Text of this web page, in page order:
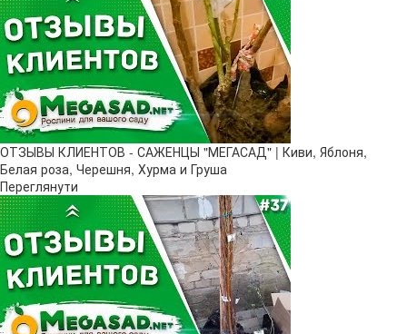
ОТЗЫВЫ КЛИЕНТОВ - САЖЕНЦЫ "МЕГАСАД" | Киви, Яблоня,
Белая роза, Черешня, Хурма и Груша
Переглянути